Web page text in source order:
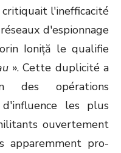
l'inefficacité
d'espionnage
Ioniță le qualifie
». Cette duplicité a
des opérations
les plus
ouvertement
apparemment pro-